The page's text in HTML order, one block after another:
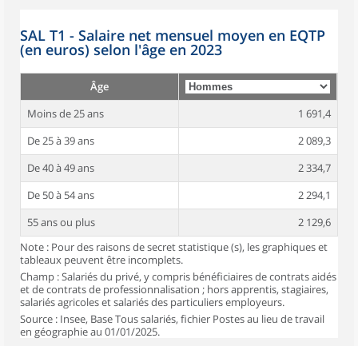
SAL T1 - Salaire net mensuel moyen en EQTP
(en euros) selon l'âge en 2023
Âge
Moins de 25 ans
1 691,4
De 25 à 39 ans
2 089,3
De 40 à 49 ans
2 334,7
De 50 à 54 ans
2 294,1
55 ans ou plus
2 129,6
Note : Pour des raisons de secret statistique (s), les graphiques et
tableaux peuvent être incomplets.
Champ : Salariés du privé, y compris bénéficiaires de contrats aidés
et de contrats de professionnalisation ; hors apprentis, stagiaires,
salariés agricoles et salariés des particuliers employeurs.
Source : Insee, Base Tous salariés, fichier Postes au lieu de travail
en géographie au 01/01/2025.